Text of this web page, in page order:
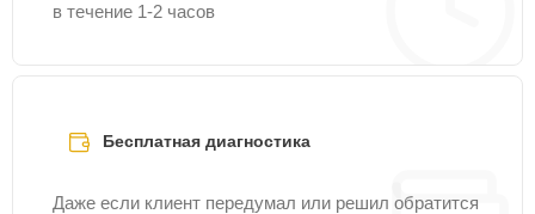
в течение 1-2 часов
Бесплатная диагностика
Даже если клиент передумал или решил обратится